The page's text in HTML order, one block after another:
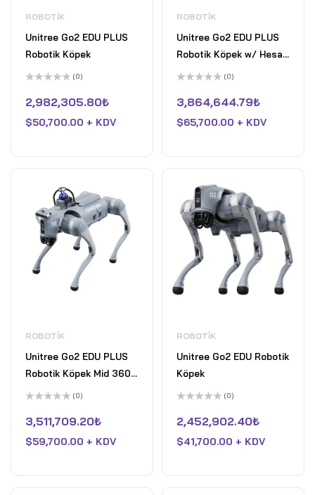
ROBOTIK
Unitree Go2 EDU PLUS
Robotik Köpek
üzerinden
0
aldı
(0)
2,982,305.80₺
$50,700.00 + KDV
ROBOTIK
Unitree Go2 EDU PLUS
Robotik Köpek w/ Hesai
XT16 LiDAR
üzerinden
0
aldı
(0)
3,864,644.79₺
$65,700.00 + KDV
ROBOTIK
Unitree Go2 EDU PLUS
Robotik Köpek Mid 360
LiDAR ile
üzerinden
0
aldı
(0)
3,511,709.20₺
$59,700.00 + KDV
ROBOTIK
Unitree Go2 EDU Robotik
Köpek
üzerinden
0
aldı
(0)
2,452,902.40₺
$41,700.00 + KDV